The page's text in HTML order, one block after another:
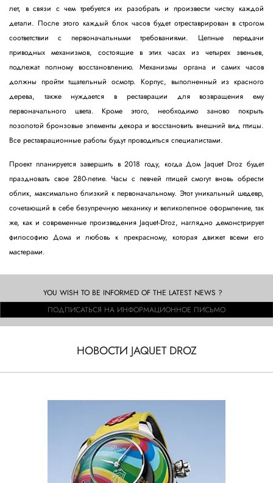
лет, в связи с чем требуется их разобрать и произвести чистку каждой
детали. После этого каждый блок часов будет отреставрирован в строгом
соответствии с первоначальными требованиями. Цепные передачи
приводных механизмов, состоящие в этих часах из четырех звеньев,
подлежат полному восстановлению. Механизмы органа и самих часов
должны пройти тщательный осмотр. Корпус, выполненный из красного
дерева, также нуждается в реставрации для возвращения ему
первоначального цвета. Кроме этого, необходимо заново покрыть
позолотой бронзовые элементы декора и восстановить внешний вид птицы.
Все реставрационные работы будут проводиться специалистами.
Проект планируется завершить в 2018 году, когда Дом Jaquet Droz будет
праздновать свое 280-летие. Часы с певчей птицей смогут вновь обрести
облик, максимально близкий к первоначальному. Этот уникальный шедевр,
сочетающий в себе безупречную механику и великолепное оформление, так
же, как и современные произведения Jaquet-Droz, наглядно демонстрирует
философию Дома и любовь к прекрасному, которая движет всеми его
мастерами.
YOU WISH TO BE INFORMED OF THE LATEST NEWS ?
ПОДПИСАТЬСЯ НА ИНФОРМАЦИОННОЕ ПИСЬМО
НОВОСТИ JAQUET DROZ